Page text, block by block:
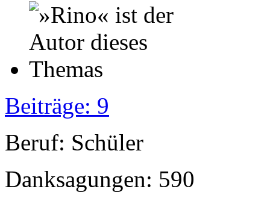
Beiträge: 9
Beruf: Schüler
Danksagungen: 590